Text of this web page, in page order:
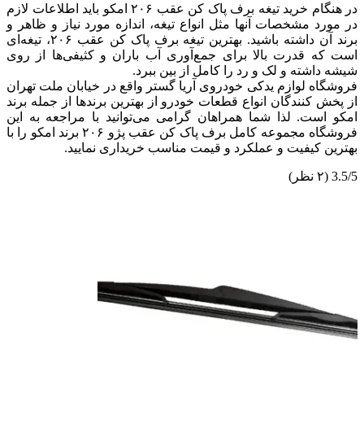
در هنگام خرید تیغه برف پاک کن عقب ۲۰۶ امکو باید اطلاعات لازم
در مورد مشخصات آنها مثل انواع تیغه، اندازه مورد نیاز و ظاهر و
برند آن داشته باشید. بهترین تیغه برف پاک کن عقب ۲۰۶، تیغه‌ای
است که قدرت بالا برای جمع‌آوری آب باران و کثیفی‌ها از روی
شیشه داشته و لک و رد را کامل از بین ببرد.
فروشگاه لوازم یدکی خودروی آریا گستر واقع در خیابان ملت تهران
از پخش کنندگان انواع قطعات خودرو از بهترین برندها از جمله برند
امکو است. لذا شما همراهان گرامی می‌توانید با مراجعه به این
فروشگاه مجموعه کامل برف پاک کن عقب پژو ۲۰۶ برند امکو را با
بهترین کیفیت و عملکرد و قیمت مناسب خریداری نمایید.
3.5/5 (۲ نظر)